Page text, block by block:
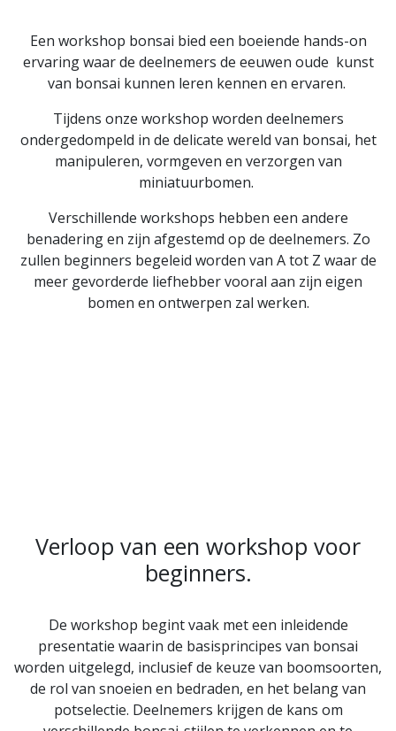
Een workshop bonsai bied een boeiende hands-on
ervaring waar de deelnemers de eeuwen oude kunst
van bonsai kunnen leren kennen en ervaren.
Tijdens onze workshop worden deelnemers
ondergedompeld in de delicate wereld van bonsai, het
manipuleren, vormgeven en verzorgen van
miniatuurbomen.
Verschillende workshops hebben een andere
benadering en zijn afgestemd op de deelnemers. Zo
zullen beginners begeleid worden van A tot Z waar de
meer gevorderde liefhebber vooral aan zijn eigen
bomen en ontwerpen zal werken.
Verloop van een workshop voor
beginners.
De workshop begint vaak met een inleidende
presentatie waarin de basisprincipes van bonsai
worden uitgelegd, inclusief de keuze van boomsoorten,
de rol van snoeien en bedraden, en het belang van
potselectie. Deelnemers krijgen de kans om